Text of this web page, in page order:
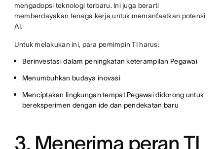
mengadopsi teknologi terbaru. Ini juga berarti
memberdayakan tenaga kerja untuk memanfaatkan potensi
AI.
Untuk melakukan ini, para pemimpin TI harus:
Berinvestasi dalam peningkatan keterampilan Pegawai
Menumbuhkan budaya inovasi
Menciptakan lingkungan tempat Pegawai didorong untuk
bereksperimen dengan ide dan pendekatan baru
3. Menerima peran TI